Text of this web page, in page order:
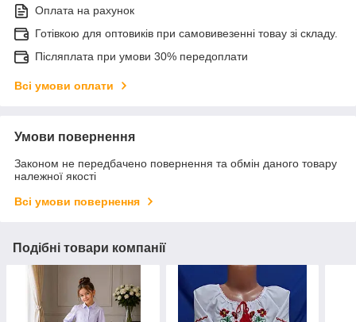
Оплата на рахунок
Готівкою для оптовиків при самовивезенні товау зі складу.
Післяплата при умови 30% передоплати
Всі умови оплати
Умови повернення
Законом не передбачено повернення та обмін даного товару
належної якості
Всі умови повернення
Подібні товари компанії